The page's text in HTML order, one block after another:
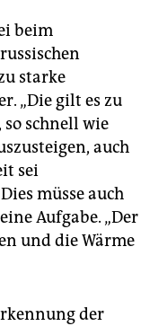
beim
starke
„Die gilt es zu
so schnell wie
auch
sei
müsse auch
Aufgabe. „Der
und die Wärme
der